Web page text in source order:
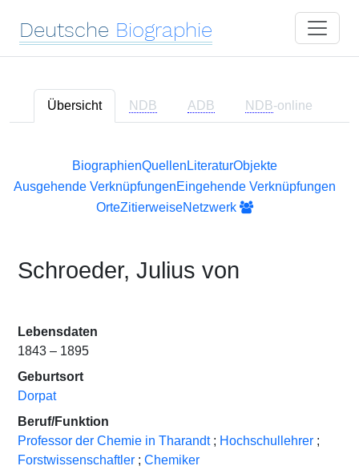
Deutsche Biographie
Übersicht NDB ADB NDB-online
BiographienQuellen LiteraturObjekte
Ausgehende VerknüpfungenEingehende Verknüpfungen
OrteZitierweiseNetzwerk
Schroeder, Julius von
Lebensdaten
1843 – 1895
Geburtsort
Dorpat
Beruf/Funktion
Professor der Chemie in Tharandt ; Hochschullehrer ;
Forstwissenschaftler ; Chemiker